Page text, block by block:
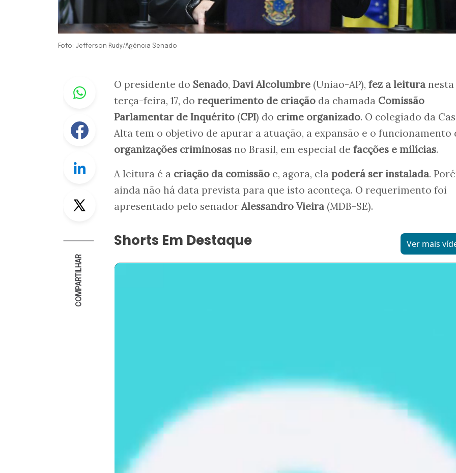
Foto: Jefferson Rudy/Agência Senado
Whastapp
Facebook
Linkedin
Twitter
COMPARTILHAR
O presidente do Senado, Davi Alcolumbre (União-AP), fez a leitura nesta
terça-feira, 17, do requerimento de criação da chamada Comissão
Parlamentar de Inquérito (CPI) do crime organizado. O colegiado da
Alta tem o objetivo de apurar a atuação, a expansão e o funcionamento
organizações criminosas no Brasil, em especial de facções e milícias.
A leitura é a criação da comissão e, agora, ela poderá ser instalada.
ainda não há data prevista para que isto aconteça. O requerimento foi
apresentado pelo senador Alessandro Vieira (MDB-SE).
Shorts Em Destaque Ver mais